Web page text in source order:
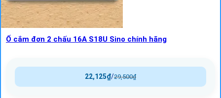
Ổ cắm đơn 2 chấu 16A S18U Sino chính hãng
29,500₫
/
22,125₫